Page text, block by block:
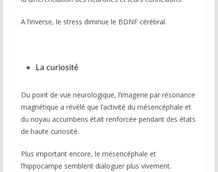
A l’inverse, le stress diminue le BDNF cérébral.
La curiosité
Du point de vue neurologique, l’imagerie par résonance
magnétique a révélé que l’activité du mésencéphale et
du noyau accumbens était renforcée pendant des états
de haute curiosité.
Plus important encore, le mésencéphale et
l’hippocampe semblent dialoguer plus vivement.